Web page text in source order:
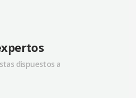
dispuestos a